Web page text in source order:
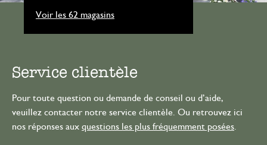
Voir les 62 magasins
Service clientèle
Pour toute question ou demande de conseil ou d’aide,
veuillez contacter notre service clientèle. Ou retrouvez ici
nos réponses aux questions les plus fréquemment posées.